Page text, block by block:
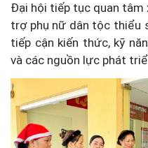
Đại hội tiếp tục quan tâm
trợ phụ nữ dân tộc thiểu
tiếp cận kiến thức, kỹ
và các nguồn lực phát